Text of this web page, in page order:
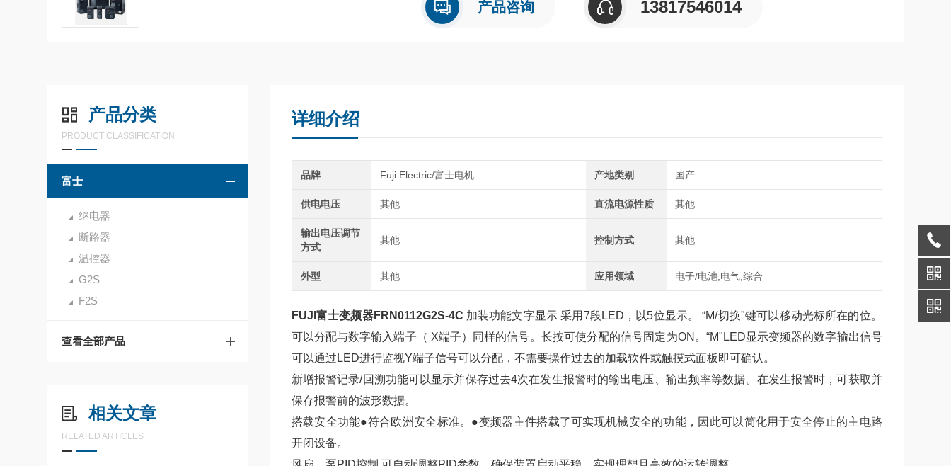
产品咨询 13817546014
产品分类
PRODUCT CLASSIFICATION
富士
继电器
断路器
温控器
G2S
F2S
查看全部产品
相关文章
RELATED ARTICLES
详细介绍
品牌 Fuji Electric/富士电机 产地类别 国产
供电电压 其他 直流电源性质 其他
输出电压调节
方式
其他 控制方式 其他
外型 其他 应用领域 电子/电池,电气,综合
FUJI富士变频器FRN0112G2S-4C 加装功能文字显示 采用7段LED，以5位显示。 “M/切换"键可以移动光标所在的位。
可以分配与数字输入端子（ X端子）同样的信号。长按可使分配的信号固定为ON。“M"LED显示变频器的数字输出信号
可以通过LED进行监视Y端子信号可以分配，不需要操作过去的加载软件或触摸式面板即可确认。
新增报警记录/回溯功能可以显示并保存过去4次在发生报警时的输出电压、输出频率等数据。在发生报警时，可获取并
保存报警前的波形数据。
搭载安全功能●符合欧洲安全标准。●变频器主件搭载了可实现机械安全的功能，因此可以简化用于安全停止的主电路
开闭设备。